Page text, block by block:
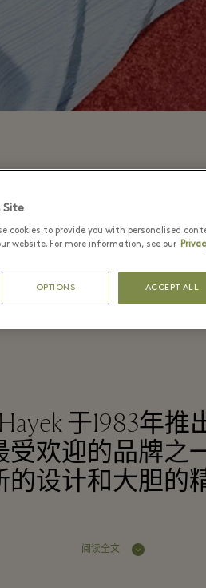
Hayek 于1983年
欢迎的品牌之
设计和大胆的
阅读全文
Site
cookies to provide you with personalised
website. For more information, see our
OPTIONS ACCEPT ALL